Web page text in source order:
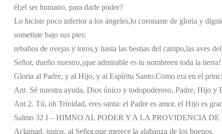
él;el ser humano, para darle poder?
Lo hiciste poco inferior a los ángeles,lo coronaste de gloria y
sometiste bajo sus pies:
rebaños de ovejas y toros,y hasta las bestias del campo,las aves
Señor, dueño nuestro,¡que admirable es tu nombreen toda la tierra!
Gloria al Padre, y al Hijo, y al Espíritu Santo.Como era en el
Ant. Sé nuestra ayuda, Dios único y todopoderoso, Padre, Hijo y
Ant 2. Tú, oh Trinidad, eres santa: el Padre es amor, el Hijo es
Salmo 32 I – HIMNO AL PODER Y A LA PROVIDENCIA DE
Aclamad, justos, al Señor,que merece la alabanza de los buenos.